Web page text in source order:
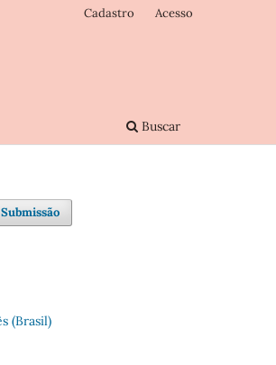
Buscar
Cadastro Acesso
(Brasil)